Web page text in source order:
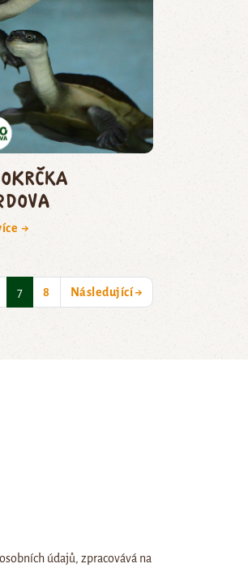
→
7(current)
8 Následující →
údajů, zpracovává na